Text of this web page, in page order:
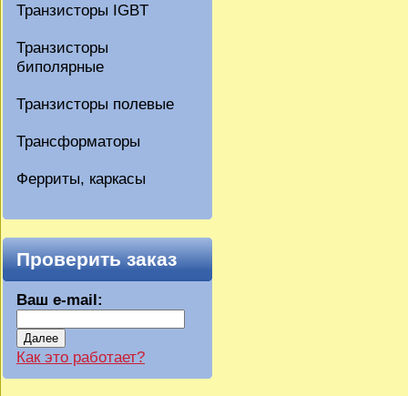
Транзисторы IGBT
Транзисторы
биполярные
Транзисторы полевые
Трансформаторы
Ферриты, каркасы
Проверить заказ
Ваш e-mail:
Далее
Как это работает?